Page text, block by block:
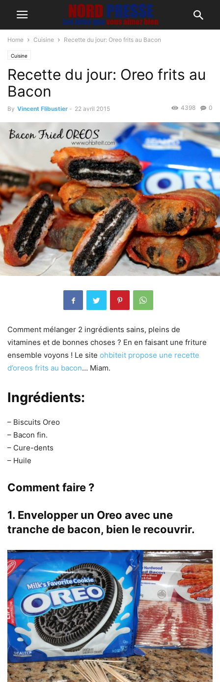
Home Cuisine Recette du jour: Oreo frits au Bacon
Cuisine
Recette du jour: Oreo frits au
Bacon
By Vincent Flibustier - 22 avril 2015 0
4398
Comment mélanger 2 ingrédients sains, pleins de
vitamines et de bonnes choses ? En en faisant une friture
ensemble voyons ! Le site ohbiteit propose une recette
d’oreos frits au bacon… Miam.
Ingrédients:
– Biscuits Oreo
– Bacon fin.
– Cure-dents
– Huile
Comment faire ?
1. Envelopper un Oreo avec une
tranche de bacon, bien le recouvrir.